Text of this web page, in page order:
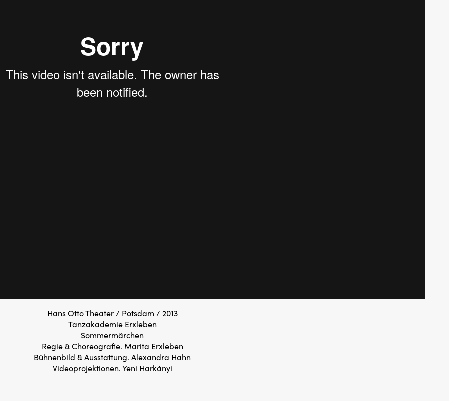
Hans Otto Theater / Potsdam / 2013
Tanzakademie Erxleben
Sommermärchen
Regie & Choreografie. Marita Erxleben
Bühnenbild & Ausstattung. Alexandra Hahn
Videoprojektionen. Yeni Harkányi